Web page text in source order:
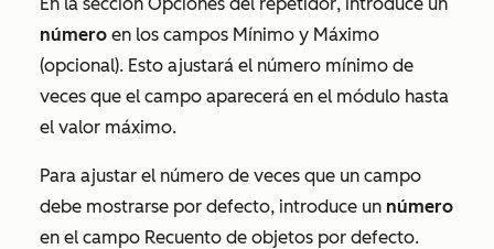
número en los campos Mínimo y Máximo
(opcional). Esto ajustará el número mínimo de
veces que el campo aparecerá en el módulo hasta
el valor máximo.
Para ajustar el número de veces que un campo
debe mostrarse por defecto, introduce un número
en el campo Recuento de objetos por defecto.